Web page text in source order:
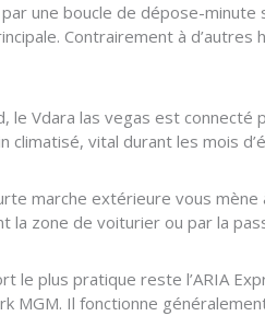
par une boucle de dépose-
Contrairement à
le Vdara las vegas est
climatisé, vital durant les mois
marche extérieure vous
la zone de voiturier ou par la
le plus pratique reste l’ARIA
MGM. Il fonctionne